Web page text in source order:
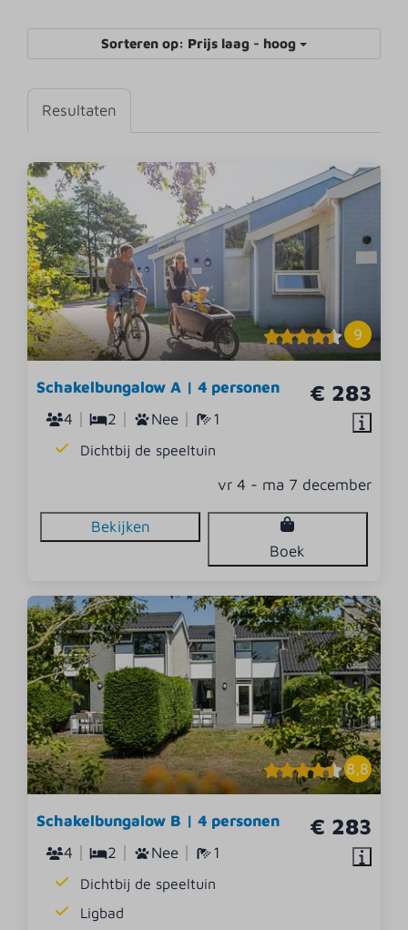
Sorteren op: Prijs laag - hoog
Resultaten
9
€ 283
Schakelbungalow A | 4 personen
4
2 Nee 1
Dichtbij de speeltuin
vr 4 - ma 7 december
Bekijken
Boek
8,8
€ 283
Schakelbungalow B | 4 personen
4
2 Nee 1
Dichtbij de speeltuin
Ligbad